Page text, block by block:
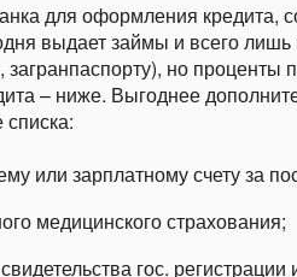
для оформления кредита,
выдает займы и всего
но
– ниже. Выгоднее
или зарплатному счету за
медицинского страхования;
гос.